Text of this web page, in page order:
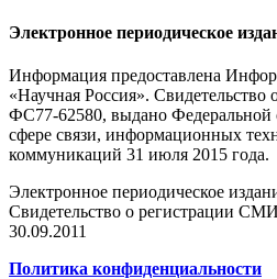
Электронное периодическое
Информация предоставлена
«Научная Россия».
ФС77-62580, выдано Федеральной
сфере связи, информационных
коммуникаций 31 июля 2015 года.
Электронное периодическое
Свидетельство о регистрации
30.09.2011
Политика конфиденциальности